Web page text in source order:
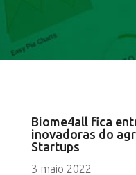
Biome4all fica
inovadoras do
Startups
3 maio 2022